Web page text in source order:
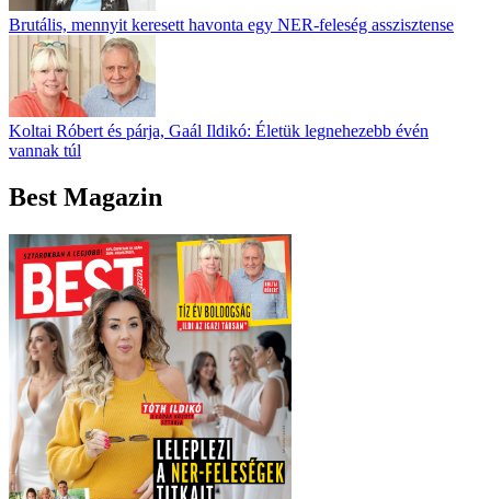
Brutális, mennyit keresett havonta egy NER-feleség asszisztense
Koltai Róbert és párja, Gaál Ildikó: Életük legnehezebb évén
vannak túl
Best Magazin